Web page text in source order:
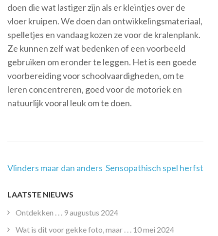
doen die wat lastiger zijn als er kleintjes over de
vloer kruipen. We doen dan ontwikkelingsmateriaal,
spelletjes en vandaag kozen ze voor de kralenplank.
Ze kunnen zelf wat bedenken of een voorbeeld
gebruiken om eronder te leggen. Het is een goede
voorbereiding voor schoolvaardigheden, om te
leren concentreren, goed voor de motoriek en
natuurlijk vooral leuk om te doen.
Post
Vlinders maar dan anders Sensopathisch spel herfst
LAATSTE NIEUWS
Ontdekken . . . 9 augustus 2024
Wat is dit voor gekke foto, maar . . . 10 mei 2024